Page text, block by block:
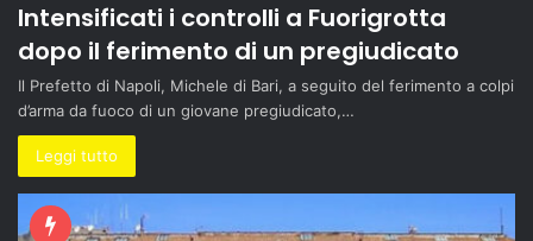
Intensificati i controlli a Fuorigrotta
dopo il ferimento di un pregiudicato
Il Prefetto di Napoli, Michele di Bari, a seguito del ferimento a colpi
d’arma da fuoco di un giovane pregiudicato,…
Leggi tutto